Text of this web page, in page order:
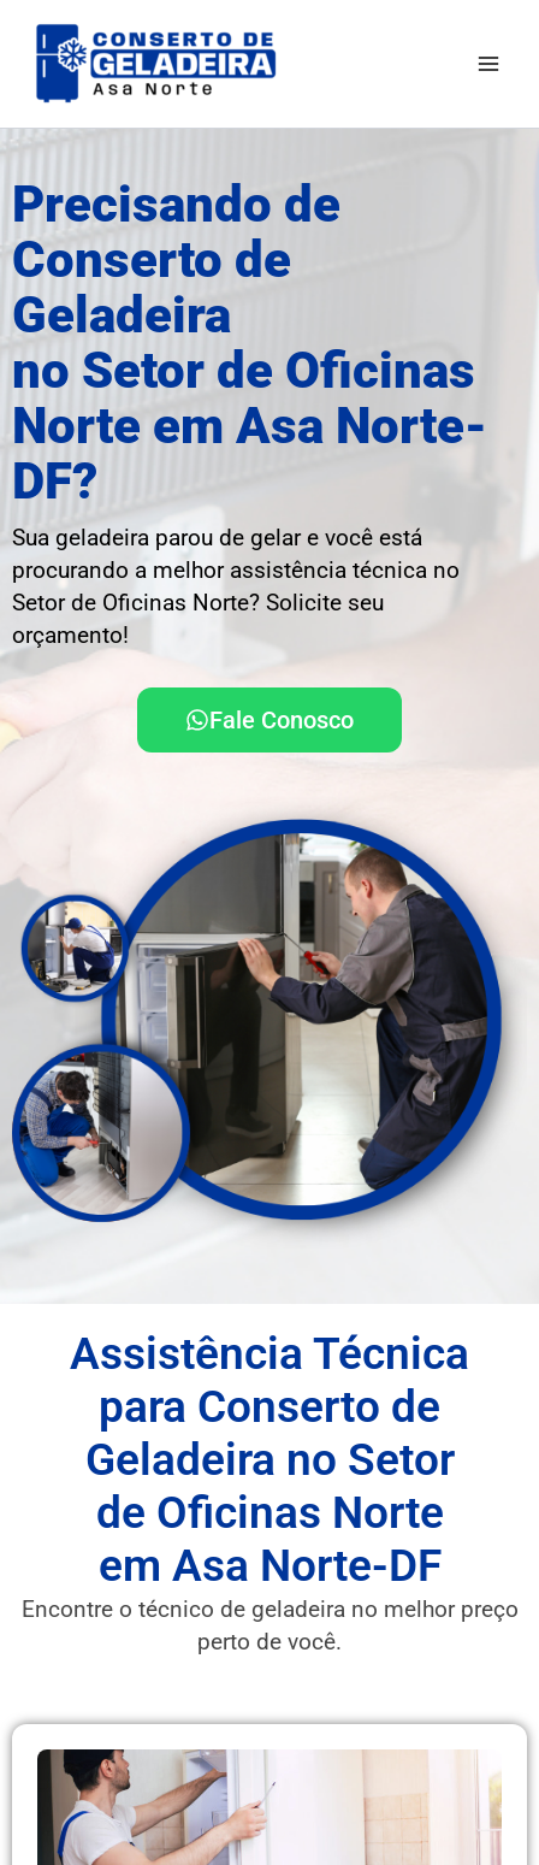
para
Precisando de
Conserto de
Geladeira
no Setor de Oficinas
Norte em Asa Norte-
DF?
Sua geladeira parou de gelar e você está
procurando a melhor assistência técnica no
Setor de Oficinas Norte? Solicite seu
orçamento!
Fale Conosco
Assistência Técnica
para Conserto de
Geladeira no Setor
de Oficinas Norte
em Asa Norte-DF
Encontre o técnico de geladeira no melhor preço
perto de você.